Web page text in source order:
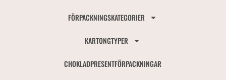
FÖRPACKNINGSKATEGORIER
KARTONGTYPER
CHOKLADPRESENTFÖRPACKNINGAR